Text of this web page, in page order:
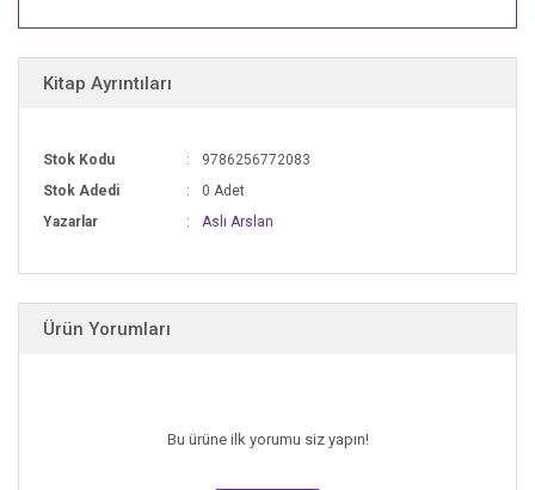
Kitap Ayrıntıları
Stok Kodu
9786256772083
Stok Adedi
0 Adet
Yazarlar
Aslı Arslan
Ürün Yorumları
Bu ürüne ilk yorumu siz yapın!